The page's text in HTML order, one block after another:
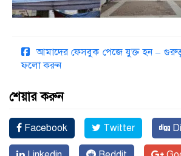
আমাদের ফেসবুক পেজে যুক্ত হন –
ফলো করুন
শেয়ার করুন
Facebook Twitter